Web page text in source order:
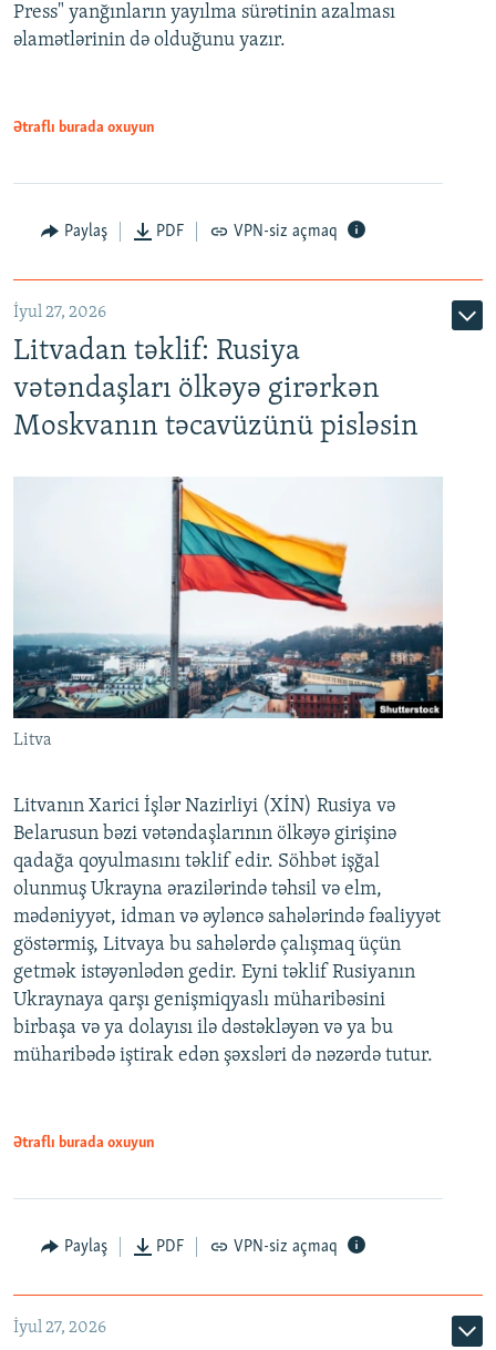
Press" yanğınların yayılma sürətinin azalması
əlamətlərinin də olduğunu yazır.
Ətraflı burada oxuyun
Paylaş PDF VPN-siz açmaq
İyul 27, 2026
Litvadan təklif: Rusiya
vətəndaşları ölkəyə girərkən
Moskvanın təcavüzünü pisləsin
Litva
Litvanın Xarici İşlər Nazirliyi (XİN) Rusiya və
Belarusun bəzi vətəndaşlarının ölkəyə girişinə
qadağa qoyulmasını təklif edir. Söhbət işğal
olunmuş Ukrayna ərazilərində təhsil və elm,
mədəniyyət, idman və əyləncə sahələrində fəaliyyət
göstərmiş, Litvaya bu sahələrdə çalışmaq üçün
getmək istəyənlədən gedir. Eyni təklif Rusiyanın
Ukraynaya qarşı genişmiqyaslı müharibəsini
birbaşa və ya dolayısı ilə dəstəkləyən və ya bu
müharibədə iştirak edən şəxsləri də nəzərdə tutur.
Ətraflı burada oxuyun
Paylaş PDF VPN-siz açmaq
İyul 27, 2026